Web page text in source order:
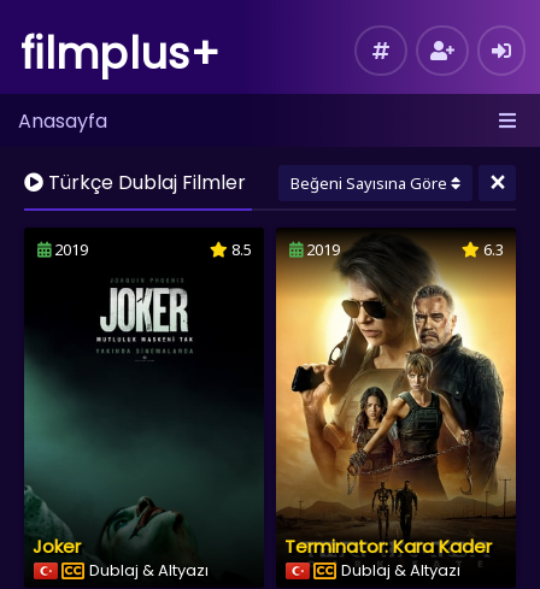
filmplus+
Anasayfa
Türkçe Dublaj Filmler Beğeni Sayısına Göre ×
2019 8.5
Joker
Dublaj & Altyazı
2019 6.3
Terminator: Kara Kader
Dublaj & Altyazı